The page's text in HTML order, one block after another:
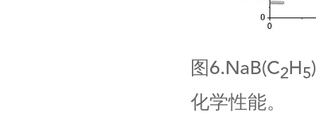
图6.NaB(C2H5)
化学性能。